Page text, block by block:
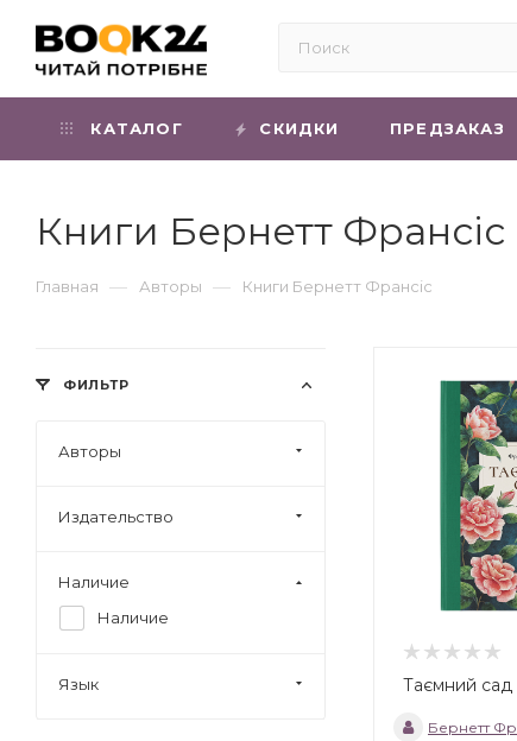
КАТАЛОГ СКИДКИ ПРЕДЗАКАЗ
Книги Бернетт Франсіс
Главная — Авторы — Книги Бернетт Франсіс
Таємний сад
Бернетт
ФИЛЬТР
Авторы
Издательство
Наличие
Наличие
Язык